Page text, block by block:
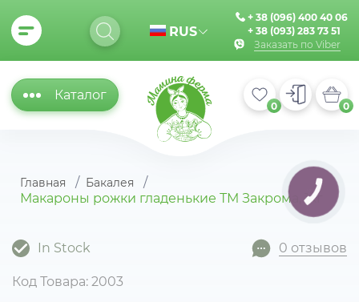
RUS
+ 38 (096) 400 40 06
+ 38 (093) 283 73 51
Заказать по Viber
Каталог
0 0
Главная Бакалея
Макароны рожки гладенькие ТМ Закрома, 1кг
Код Товара: 2003
In Stock 0 отзывов
КНОПКА
ЗВ'ЯЗКУ